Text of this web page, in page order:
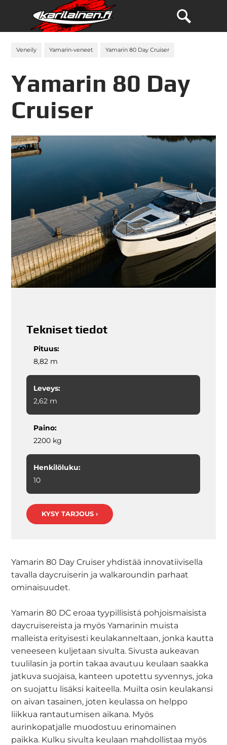
Veneily Yamarin-veneet Yamarin 80 Day Cruiser
Yamarin 80 Day
Cruiser
Tekniset tiedot
Pituus:
8,82 m
Leveys:
2,62 m
Paino:
2200 kg
Henkilöluku:
10
KYSY TARJOUS ›
Yamarin 80 Day Cruiser yhdistää innovatiivisella
tavalla daycruiserin ja walkaroundin parhaat
ominaisuudet.
Yamarin 80 DC eroaa tyypillisistä pohjoismaisista
daycruisereista ja myös Yamarinin muista
malleista erityisesti keulakanneltaan, jonka kautta
veneeseen kuljetaan sivulta. Sivusta aukeavan
tuulilasin ja portin takaa avautuu keulaan saakka
jatkuva suojaisa, kanteen upotettu syvennys, joka
on suojattu lisäksi kaiteella. Muilta osin keulakansi
on aivan tasainen, joten keulassa on helppo
liikkua rantautumisen aikana. Myös
aurinkopatjalle muodostuu erinomainen
paikka. Kulku sivulta keulaan mahdollistaa myös